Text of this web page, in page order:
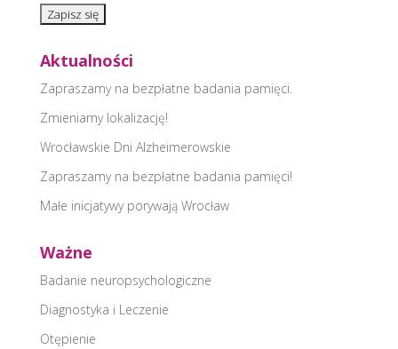
Aktualności
Zapraszamy na bezpłatne badania pamięci.
Zmieniamy lokalizację!
Wrocławskie Dni Alzheimerowskie
Zapraszamy na bezpłatne badania pamięci!
Małe inicjatywy porywają Wrocław
Ważne
Badanie neuropsychologiczne
Diagnostyka i Leczenie
Otępienie